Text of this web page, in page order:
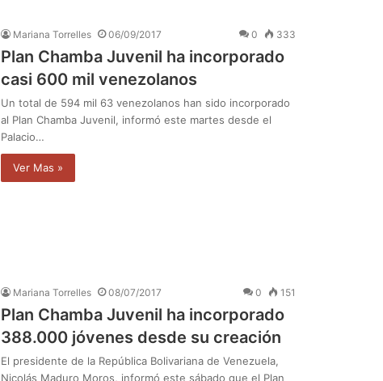
Mariana Torrelles 06/09/2017 0 333
Plan Chamba Juvenil ha incorporado
casi 600 mil venezolanos
Un total de 594 mil 63 venezolanos han sido incorporado
al Plan Chamba Juvenil, informó este martes desde el
Palacio…
Ver Mas »
Mariana Torrelles 08/07/2017 0 151
Plan Chamba Juvenil ha incorporado
388.000 jóvenes desde su creación
El presidente de la República Bolivariana de Venezuela,
Nicolás Maduro Moros, informó este sábado que el Plan